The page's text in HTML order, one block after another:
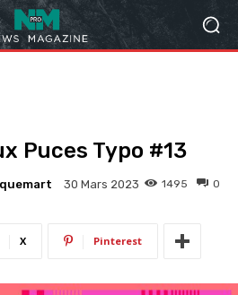
Puces Typo #13
30 Mars 2023 0
1495
X Pinterest